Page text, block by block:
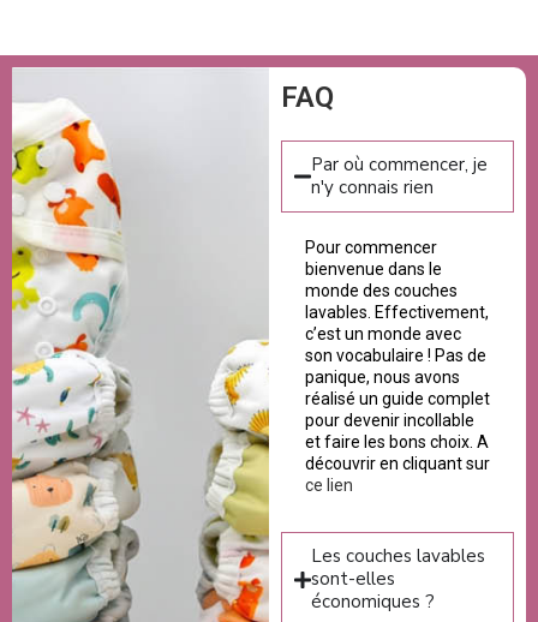
FAQ
Par où commencer, je
n'y connais rien
Pour commencer
bienvenue dans le
monde des couches
lavables. Effectivement,
c’est un monde avec
son vocabulaire ! Pas de
panique, nous avons
réalisé un guide complet
pour devenir incollable
et faire les bons choix. A
découvrir en cliquant sur
ce lien
Les couches lavables
sont-elles
économiques ?